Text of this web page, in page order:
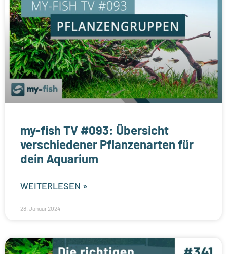
my-fish TV #093: Übersicht
verschiedener Pflanzenarten für
dein Aquarium
WEITERLESEN »
28. Januar 2024